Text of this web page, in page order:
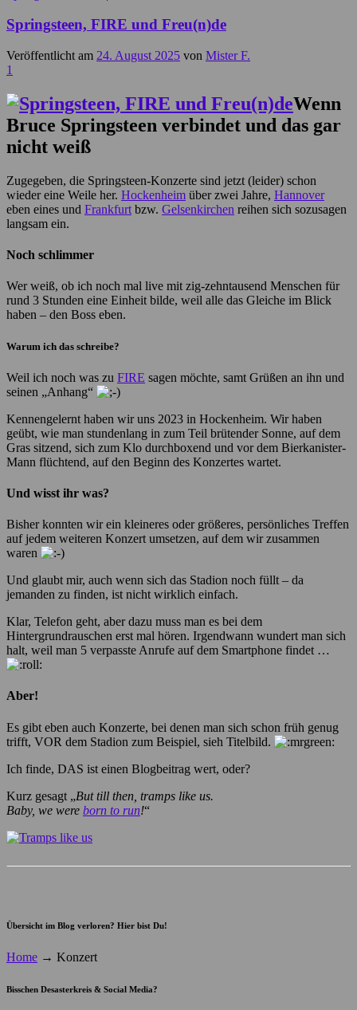
Springsteen, FIRE und Freu(n)de
Veröffentlicht am 24. August 2025 von Mister F.
1
Wenn
Bruce Springsteen verbindet und das gar
nicht weiß
Zugegeben, die Springsteen-Konzerte sind jetzt (leider) schon
wieder eine Weile her. Hockenheim über zwei Jahre, Hannover
eben eines und Frankfurt bzw. Gelsenkirchen reihen sich sozusagen
langsam ein.
Noch schlimmer
Wer weiß, ob ich noch mal live mit zig-zehntausend Menschen für
rund 3 Stunden eine Einheit bilde, weil alle das Gleiche im Blick
haben – den Boss eben.
Warum ich das schreibe?
Weil ich noch was zu FIRE sagen möchte, samt Grüßen an ihn und
seinen „Anhang“
Kennengelernt haben wir uns 2023 in Hockenheim. Wir haben
geübt, wie man stundenlang in zum Teil brütender Sonne, auf dem
Gras sitzend, sich zum Klo durchboxend und vor dem Bierkanister-
Mann flüchtend, auf den Beginn des Konzertes wartet.
Und wisst ihr was?
Bisher konnten wir ein kleineres oder größeres, persönliches Treffen
auf jedem weiteren Konzert umsetzen, auf dem wir zusammen
waren
Und glaubt mir, auch wenn sich das Stadion noch füllt – da
jemanden zu finden, ist nicht wirklich einfach.
Klar, Telefon geht, aber dazu muss man es bei dem
Hintergrundrauschen erst mal hören. Irgendwann wundert man sich
halt, weil man 5 verpasste Anrufe auf dem Smartphone findet …
Aber!
Es gibt eben auch Konzerte, bei denen man sich schon früh genug
trifft, VOR dem Stadion zum Beispiel, sieh Titelbild.
Ich finde, DAS ist einen Blogbeitrag wert, oder?
Kurz gesagt „But till then, tramps like us.
Baby, we were born to run!“
Übersicht im Blog verloren? Hier bist Du!
Home → Konzert
Bisschen Desasterkreis & Social Media?